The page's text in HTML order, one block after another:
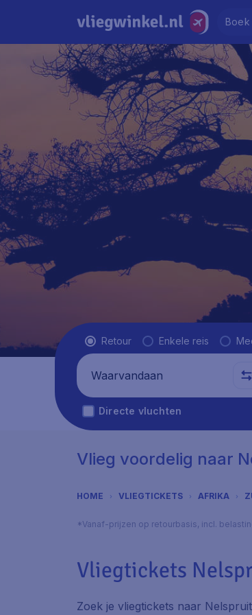
Boek
Vluchttype
Retour Enkele reis
Waarvandaan
Directe vluchten
Vlieg voordelig naar
HOME VLIEGTICKETS AFRIKA
*Vanaf-prijzen op retourbasis, incl.
Vliegtickets
Zoek je vliegtickets naar